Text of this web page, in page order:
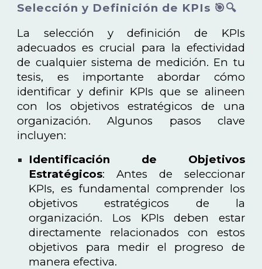
Selección y Definición de KPIs 🎯🔍
La selección y definición de KPIs
adecuados es crucial para la efectividad
de cualquier sistema de medición. En tu
tesis, es importante abordar cómo
identificar y definir KPIs que se alineen
con los objetivos estratégicos de una
organización. Algunos pasos clave
incluyen:
Identificación de Objetivos
Estratégicos: Antes de seleccionar
KPIs, es fundamental comprender los
objetivos estratégicos de la
organización. Los KPIs deben estar
directamente relacionados con estos
objetivos para medir el progreso de
manera efectiva.